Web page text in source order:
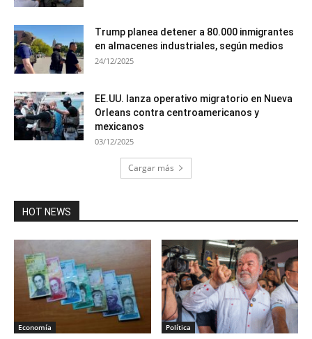
Trump planea detener a 80.000 inmigrantes
en almacenes industriales, según medios
24/12/2025
EE.UU. lanza operativo migratorio en Nueva
Orleans contra centroamericanos y
mexicanos
03/12/2025
Cargar más
HOT NEWS
Economía Política